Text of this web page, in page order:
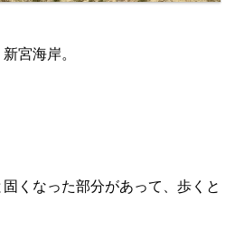
宮海岸。
くなった部分があって、歩くと